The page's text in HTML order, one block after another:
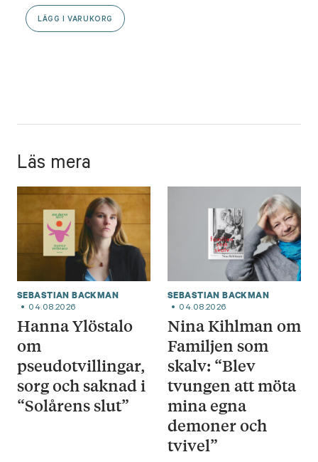
LÄGG I VARUKORG
Läs mera
SEBASTIAN BACKMAN
04.08.2026
Hanna Ylöstalo
om
pseudotvillingar,
sorg och saknad i
“Solårens slut”
SEBASTIAN BACKMAN
04.08.2026
Nina Kihlman om
Familjen som
skalv: “Blev
tvungen att möta
mina egna
demoner och
tvivel”